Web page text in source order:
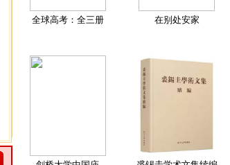
全球高考：全三册 在别处安家